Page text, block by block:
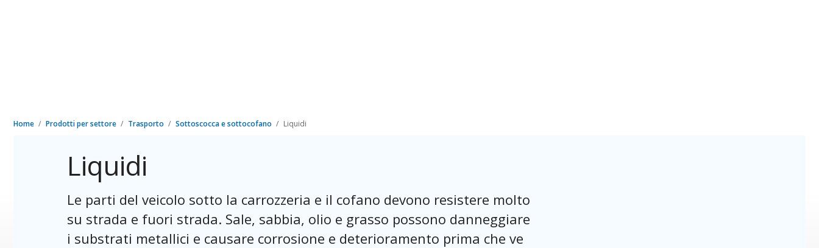
Home Prodotti per settore Trasporto Sottoscocca e sottocofano Liquidi
Liquidi
Le parti del veicolo sotto la carrozzeria e il cofano devono resistere molto
su strada e fuori strada. Sale, sabbia, olio e grasso possono danneggiare
i substrati metallici e causare corrosione e deterioramento prima che ve